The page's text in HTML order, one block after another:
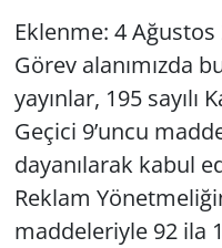
Eklenme: 4 Ağustos
Görev alanımızda
yayınlar, 195 sayılı
Geçici 9’uncu
dayanılarak kabul
Reklam
maddeleriyle 92 ila